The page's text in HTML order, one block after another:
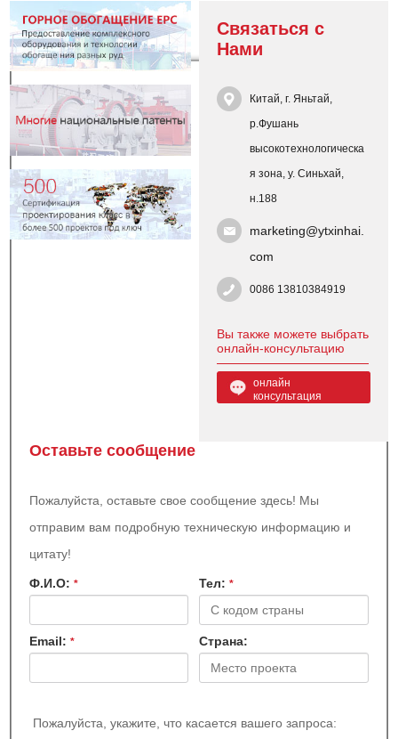
Связаться с
Нами
Китай, г. Яньтай,
р.Фушань
высокотехнологическа
я зона, у. Синьхай,
н.188
marketing@ytxinhai.
com
0086 13810384919
Вы также можете выбрать
онлайн-консультацию
онлайн
консультация
Оставьте сообщение
Пожалуйста, оставьте свое сообщение здесь! Мы
отправим вам подробную техническую информацию и
цитату!
Ф.И.О:* Teл: *
Email:* Страна:
Пожалуйста, укажите, что касается вашего запроса: